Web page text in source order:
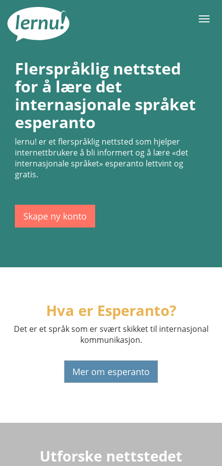
innholdet
Meny
Flerspråklig nettsted
for å lære det
internasjonale språket
esperanto
lernu! er et flerspråklig nettsted som hjelper
internettbrukere å bli informert og å lære «det
internasjonale språket» esperanto lettvint og
gratis.
Skape ny konto
Hva er Esperanto?
Det er et språk som er svært skikket til internasjonal
kommunikasjon.
Mer om esperanto
Utforske nettstedet